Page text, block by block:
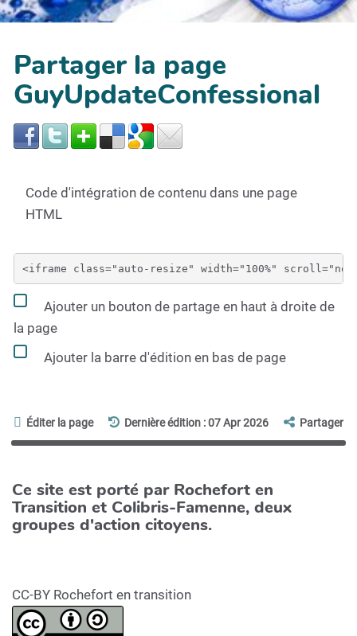
Partager la page
GuyUpdateConfessional
Code d'intégration de contenu dans une page
HTML
Ajouter un bouton de partage en haut à droite de
la page
Ajouter la barre d'édition en bas de page
Éditer la page Dernière édition : 07 Apr 2026 Partager
Ce site est porté par Rochefort en
Transition et Colibris-Famenne, deux
groupes d'action citoyens.
CC-BY Rochefort en transition